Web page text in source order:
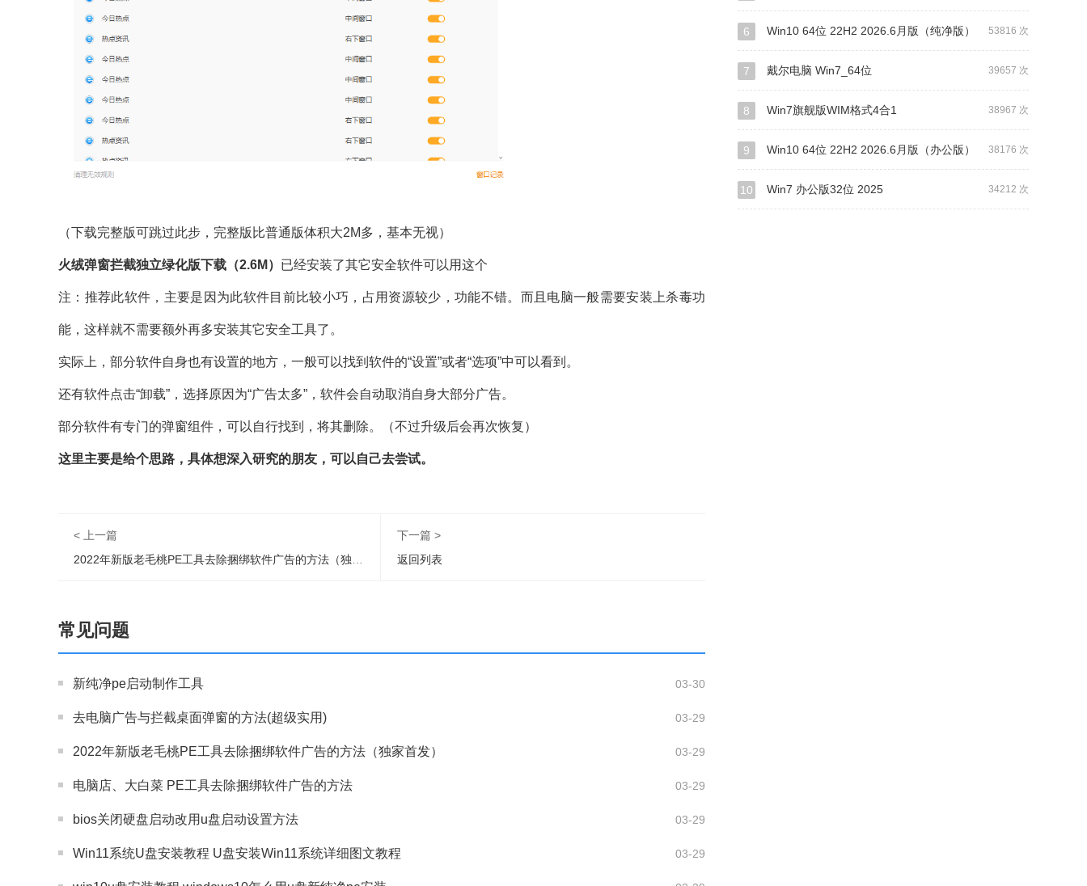
（下载完整版可跳过此步，完整版比普通版体积大2M多，基本无视）
火绒弹窗拦截独立绿化版下载（2.6M） 已经安装了其它安全软件可以用这个
注：推荐此软件，主要是因为此软件目前比较小巧，占用资源较少，功能不错。而且电脑一般需要安装上杀毒功
能，这样就不需要额外再多安装其它安全工具了。
实际上，部分软件自身也有设置的地方，一般可以找到软件的“设置”或者“选项”中可以看到。
还有软件点击“卸载”，选择原因为“广告太多”，软件会自动取消自身大部分广告。
部分软件有专门的弹窗组件，可以自行找到，将其删除。（不过升级后会再次恢复）
这里主要是给个思路，具体想深入研究的朋友，可以自己去尝试。
< 上一篇
下一篇 >
返回列表
常见问题
03-30
新纯净pe启动制作工具
03-29
去电脑广告与拦截桌面弹窗的方法(超级实用)
03-29
2022年新版老毛桃PE工具去除捆绑软件广告的方法（独家首发）
03-29
电脑店、大白菜 PE工具去除捆绑软件广告的方法
03-29
bios关闭硬盘启动改用u盘启动设置方法
03-29
Win11系统U盘安装教程 U盘安装Win11系统详细图文教程
53816 次
6 Win10 64位 22H2 2026.6月版（纯净版）
39657 次
7 戴尔电脑 Win7_64位
38967 次
8 Win7旗舰版WIM格式4合1
38176 次
9 Win10 64位 22H2 2026.6月版（办公版）
34212 次
10 Win7 办公版32位 2025